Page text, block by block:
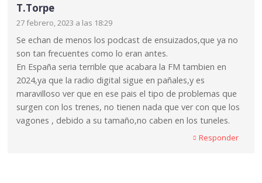
T.Torpe
27 febrero, 2023 a las 18:29
Se echan de menos los podcast de ensuizados,que ya no
son tan frecuentes como lo eran antes.
En España seria terrible que acabara la FM tambien en
2024,ya que la radio digital sigue en pañales,y es
maravilloso ver que en ese pais el tipo de problemas que
surgen con los trenes, no tienen nada que ver con que los
vagones , debido a su tamaño,no caben en los tuneles.
Responder